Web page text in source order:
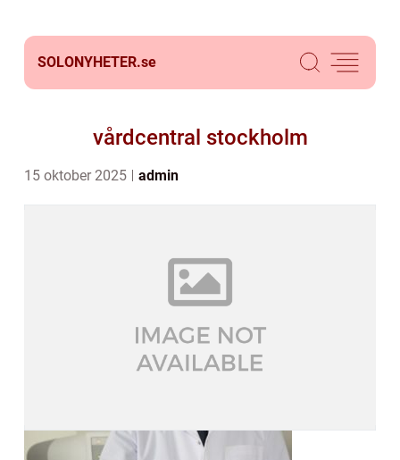
SOLONYHETER.se
vårdcentral stockholm
15 oktober 2025 admin